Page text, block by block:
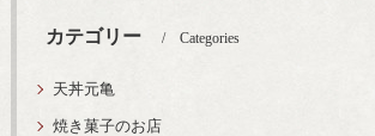
カテゴリー Categories
天丼元亀
焼き菓子のお店